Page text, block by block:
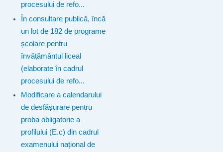
procesului de refo...
În consultare publică, încă
un lot de 182 de programe
școlare pentru
învățământul liceal
(elaborate în cadrul
procesului de refo...
Modificare a calendarului
de desfășurare pentru
proba obligatorie a
profilului (E.c) din cadrul
examenului național de